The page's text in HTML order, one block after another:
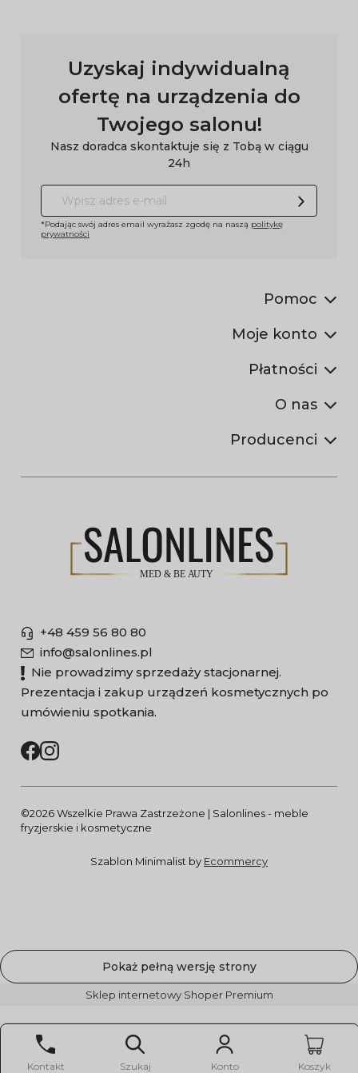
Uzyskaj indywidualną
ofertę na urządzenia do
Twojego salonu!
Nasz doradca skontaktuje się z Tobą w ciągu
24h
*Podając swój adres email wyrażasz zgodę na naszą politykę
prywatności
Pomoc
Moje konto
Płatności
O nas
Producenci
+48 459 56 80 80
info@salonlines.pl
Nie prowadzimy sprzedaży stacjonarnej.
Prezentacja i zakup urządzeń kosmetycznych po
umówieniu spotkania.
Kontakt Szukaj Konto Koszyk
©2026 Wszelkie Prawa Zastrzeżone | Salonlines - meble
fryzjerskie i kosmetyczne
Szablon Minimalist by Ecommercy
Pokaż pełną wersję strony
Sklep internetowy Shoper Premium